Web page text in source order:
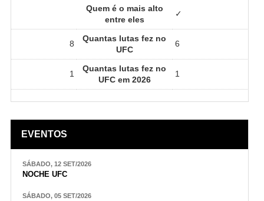
Quem é o mais alto
entre eles
✓
8
Quantas lutas fez no
UFC
6
1
Quantas lutas fez no
UFC em 2026
1
EVENTOS
SÁBADO, 12 SET/2026
NOCHE UFC
SÁBADO, 05 SET/2026